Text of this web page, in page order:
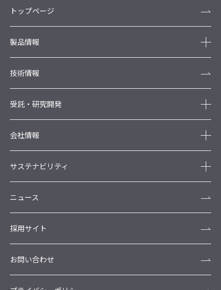
トップページ
製品情報
技術情報
受託・研究開発
会社情報
サステナビリティ
ニュース
採用サイト
お問い合わせ